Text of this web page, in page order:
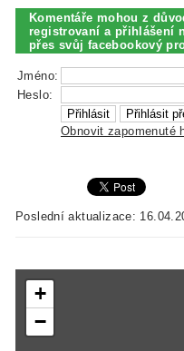
Komentáře mohou z
registrovaní a přihlášení
přes svůj facebookový
Jméno:
Heslo:
Obnovit zapomenuté
Poslední aktualizace:
+
−